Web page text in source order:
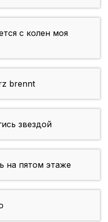
с колен моя
brennt
звездой
на пятом этаже